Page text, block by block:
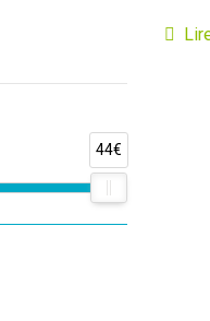
La
sport
44€